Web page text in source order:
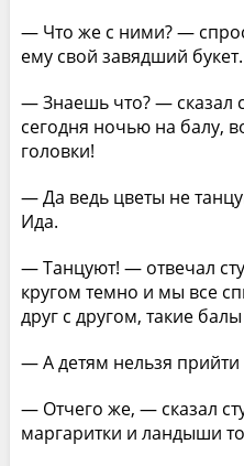
— Что же с ними? —
ему свой завядший букет.
— Знаешь что? — сказал
сегодня ночью на балу,
головки!
— Да ведь цветы не
Ида.
— Танцуют! — отвечал
кругом темно и мы все
друг с другом, такие
— А детям нельзя прийти
— Отчего же, — сказал
маргаритки и ландыши